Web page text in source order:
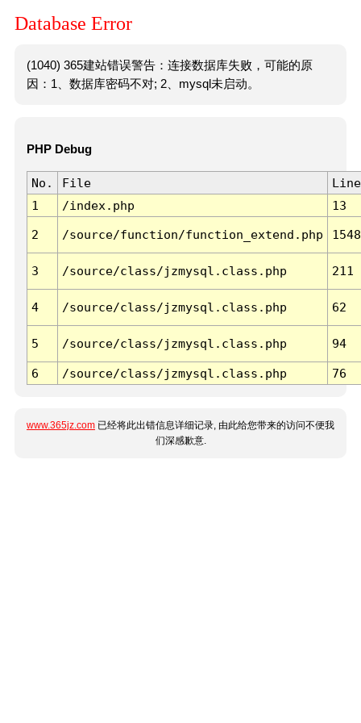
Database Error
(1040) 365建站错误警告：连接数据库失败，可能的原
因：1、数据库密码不对; 2、mysql未启动。
PHP Debug
No. File
Line
1
/index.php 13
2 /source/function/function_extend.php 1548
3 /source/class/jzmysql.class.php 211
4 /source/class/jzmysql.class.php 62
5 /source/class/jzmysql.class.php 94
6 /source/class/jzmysql.class.php 76
www.365jz.com 已经将此出错信息详细记录, 由此给您带来的访问不便我
们深感歉意.